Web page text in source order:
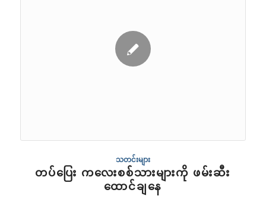
သတင်းများ
တပ်ပြေး ကလေးစစ်သားများကို ဖမ်းဆီး
ထောင်ချနေ